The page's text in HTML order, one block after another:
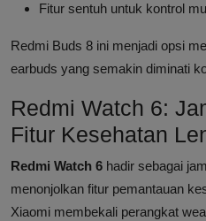
Fitur sentuh untuk kontrol
Redmi Buds 8 ini menjadi opsi
earbuds yang semakin diminati
Redmi Watch 6:
Fitur Kesehatan
Redmi Watch 6 hadir sebagai
menonjolkan fitur pemantauan
Xiaomi membekali perangkat